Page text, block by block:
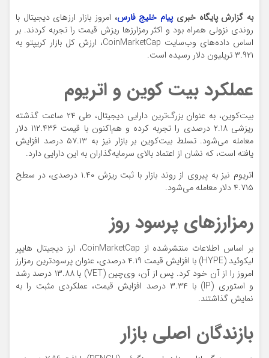
به گزارش پایگاه خبریپیام خلیج فارس، امروز بازار ارز‌های دیجیتال با
روندی نزولی همراه بود و اکثر رمزارز‌ها ریزش قیمت را تجربه کردند. بر
اساس داده‌های وب‌سایت CoinMarketCap، ارزش کل بازار کریپتو به
۳.۹۲۱ تریلیون دلار رسیده است.
عملکرد بیت کوین و اتریوم
بیت‌کوین، به عنوان بزرگ‌ترین دارایی دیجیتال، طی ۲۴ ساعت گذشته
ریزشی ۲.۱۸ درصدی را تجربه کرده و هم‌اکنون با قیمت ۱۱۲.۴۳۶ دلار
معامله می‌شود. تسلط بیت‌کوین بر بازار نیز به ۵۷.۱۳ درصد افزایش
یافته است، که نشان از اعتماد بالای سرمایه‌گذاران به این دارایی دارد.
اتریوم نیز به پیروی از روند بازار با ثبت ریزش ۱.۴۰ درصدی، در سطح
۴.۷۱۵ دلار معامله می‌شود.
رمزارز‌های پرسود روز
بر اساس اطلاعات منتشرشده از CoinMarketCap، ارز دیجیتال هایپر
لیکوئید (HYPE) با افزایش قیمت ۴.۱۹ درصدی، عنوان پرسودترین رمزارز
امروز را از آن خود کرد. پس از آن، وی‌چین (VET) با ۱۳.۸۸ درصد رشد
و استوری (IP) با ۳.۳۴ درصد افزایش قیمت، عملکردی مثبت را به
نمایش گذاشتند.
بازندگان اصلی بازار